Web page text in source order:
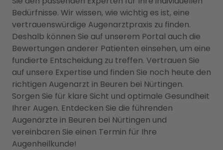
Bedürfnisse. Wir wissen, wie wichtig es ist, eine
vertrauenswürdige Augenarztpraxis zu finden.
Deshalb können Sie auf unserem Portal auch die
Bewertungen anderer Patienten einsehen, um eine
fundierte Entscheidung zu treffen. Vertrauen Sie
auf unsere Expertise und finden Sie noch heute den
richtigen Augenarzt in Beuren bei Nürtingen.
Sorgen Sie für klare Sicht und optimale Gesundheit
Ihrer Augen. Entdecken Sie die führenden
Augenärzte in Beuren bei Nürtingen und
vereinbaren Sie einen Termin für Ihre
Augenheilkunde!